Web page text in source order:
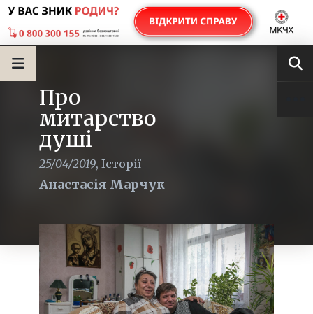
Про
митарство
душі
25/04/2019, Історії
Анастасія Марчук